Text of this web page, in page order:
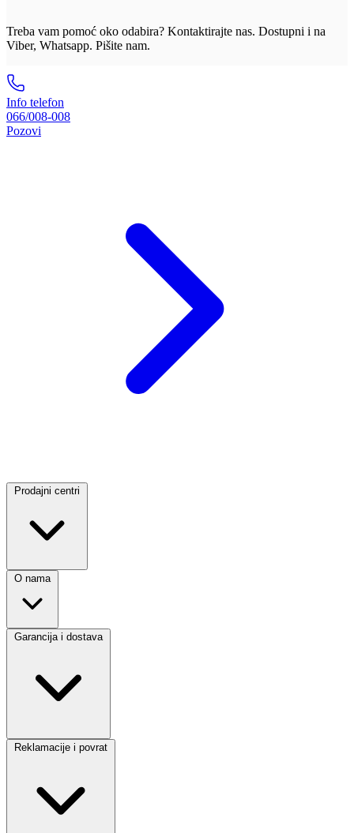
Treba vam pomoć oko odabira? Kontaktirajte nas. Dostupni i na
Viber, Whatsapp. Pišite nam.
Info telefon
066/008-008
Pozovi
Prodajni centri
O nama
Garancija i dostava
Reklamacije i povrat